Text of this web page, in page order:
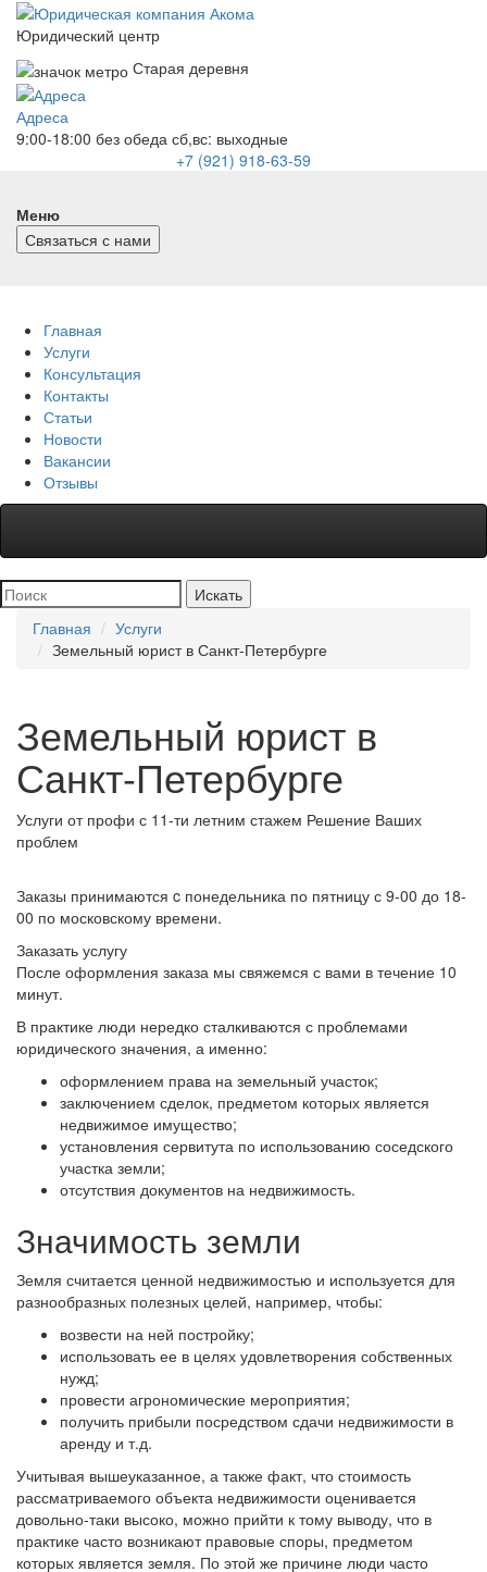
Юридический центр
Старая деревня
Адреса
9:00-18:00 без обеда сб,вс: выходные
+7 (921) 918-63-59
Меню
Связаться с нами
Главная
Услуги
Консультация
Контакты
Статьи
Новости
Вакансии
Отзывы
Главная
Услуги
Земельный юрист в Санкт-Петербурге
Земельный юрист в
Санкт-Петербурге
Услуги от профи с 11-ти летним стажем Решение Ваших
проблем
Заказы принимаются c понедельника по пятницу с 9-00 до 18-
00 по московскому времени.
Заказать услугу
После оформления заказа мы свяжемся с вами в течение 10
минут.
В практике люди нередко сталкиваются с проблемами
юридического значения, а именно:
оформлением права на земельный участок;
заключением сделок, предметом которых является
недвижимое имущество;
установления сервитута по использованию соседского
участка земли;
отсутствия документов на недвижимость.
Значимость земли
Земля считается ценной недвижимостью и используется для
разнообразных полезных целей, например, чтобы:
возвести на ней постройку;
использовать ее в целях удовлетворения собственных
нужд;
провести агрономические мероприятия;
получить прибыли посредством сдачи недвижимости в
аренду и т.д.
Учитывая вышеуказанное, а также факт, что стоимость
рассматриваемого объекта недвижимости оценивается
довольно-таки высоко, можно прийти к тому выводу, что в
практике часто возникают правовые споры, предметом
которых является земля. По этой же причине люди часто